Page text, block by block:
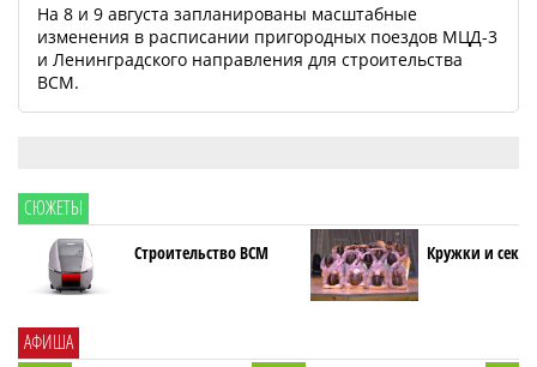
На 8 и 9 августа запланированы масштабные
изменения в расписании пригородных поездов МЦД-3
и Ленинградского направления для строительства
ВСМ.
СЮЖЕТЫ
Строительство ВСМ Кружки и
АФИША